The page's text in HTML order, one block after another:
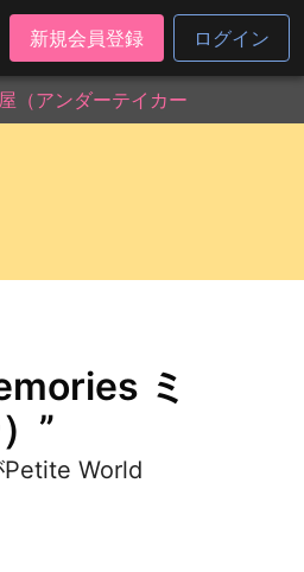
新規会員登録 ログイン
アンダーテイカー）”
ミ
”
Petite World